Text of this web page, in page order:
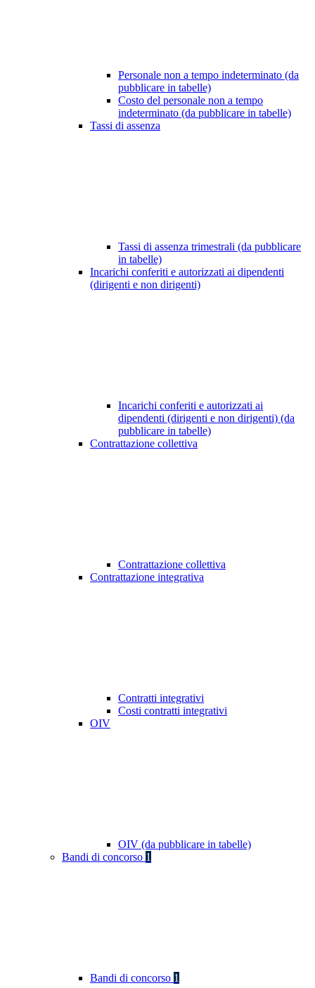
Personale non a tempo indeterminato (da
pubblicare in tabelle)
Costo del personale non a tempo
indeterminato (da pubblicare in tabelle)
Tassi di assenza
Tassi di assenza trimestrali (da pubblicare
in tabelle)
Incarichi conferiti e autorizzati ai dipendenti
(dirigenti e non dirigenti)
Incarichi conferiti e autorizzati ai
dipendenti (dirigenti e non dirigenti) (da
pubblicare in tabelle)
Contrattazione collettiva
Contrattazione collettiva
Contrattazione integrativa
Contratti integrativi
Costi contratti integrativi
OIV
OIV (da pubblicare in tabelle)
Bandi di concorso 1
Bandi di concorso 1